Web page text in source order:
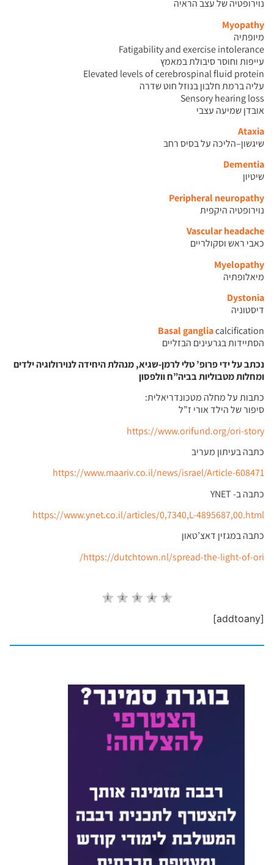
נוירופטיה של עצב הראיה
Myopathy
מיופתיה
Fatigability and exercise intolerance
עייפות וחוסר סיבולת במאמץ
Elevated levels of cerebrospinal fluid protein
עליה ברמת חלבון בנוזל חוט שדרה
Sensory hearing loss
אובדן שמיעה עצבי
Ataxia
שיגשון–הליכה על בסיס רחב
Dementia
שיטיון
Peripheral neuropathy
נוירופטיה היקפית
Vascular headache
כאבי ראש וסקולריים
Myelopathy
מיאלופתיה
Dystonia
דיסטוניה
Basal gangliacalcification
הסתיידות בגרעינים הבזליים
נכתב על ידי פרופ’ טלי לרמן-שגיא, מנהלת היחידה לנוירולוגיה ילדים
ומחלות מטבוליות בביה”ח וולפסון
כתבות על מחלה מטכונדריאלית:
סיפור של הילד אורי ז”ל
https://www.orifund.org/ori-story
כתבה בעיתון מעריב
https://www.maariv.co.il/news/israel/Article-608471
כתבה ב- YNET
https://www.ynet.co.il/articles/0,7340,L-4895687,00.html
כתבה במגזין דאצ’טאון
https://dutchtown.nl/spread-the-light-of-ori/
[addtoany]